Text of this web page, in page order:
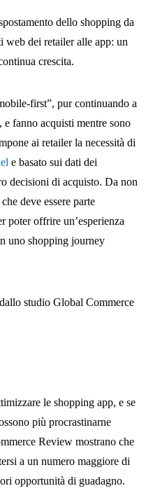
dello shopping da
web dei retailer alle app: un
crescita.
first”, pur continuando a
fanno acquisti mentre sono
ai retailer la necessità di
e basato sui dati dei
decisioni di acquisto. Da non
deve essere parte
poter offrire un’esperienza
uno shopping journey
studio Global Commerce
le shopping app, e se
più procrastinarne
Review mostrano che
a un numero maggiore di
opportunità di guadagno.